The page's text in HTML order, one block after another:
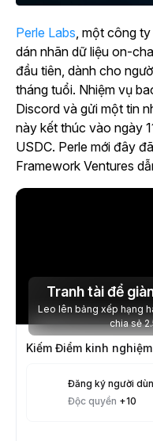
Perle Labs , một công
dán nhãn dữ liệu on-
đầu tiên, dành cho
tháng tuổi. Nhiệm vụ
Discord và gửi một tin
này kết thúc vào ngày
USDC. Perle mới đây
Framework Ventures
Tranh tài để
Leo lên bảng xếp hạng hàng tuần!
Đăng ký người
Độc quyền +10